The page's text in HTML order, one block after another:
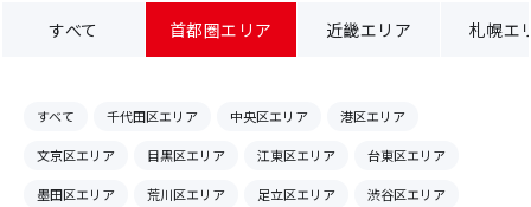
すべて 首都圏エリア 近畿エリア 札幌エ
すべて 千代田区エリア 中央区エリア
港区エリア
文京区エリア
目黒区エリア 江東区エリア
台東区エリア
墨田区エリア
荒川区エリア 足立区エリア
渋谷区エリア